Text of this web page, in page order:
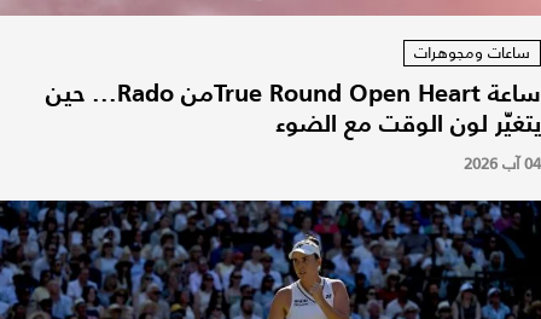
ساعات ومجوهرات
ساعة True Round Open Heartمن Rado... حين
يتغيّر لون الوقت مع الضوء
04 آب 2026